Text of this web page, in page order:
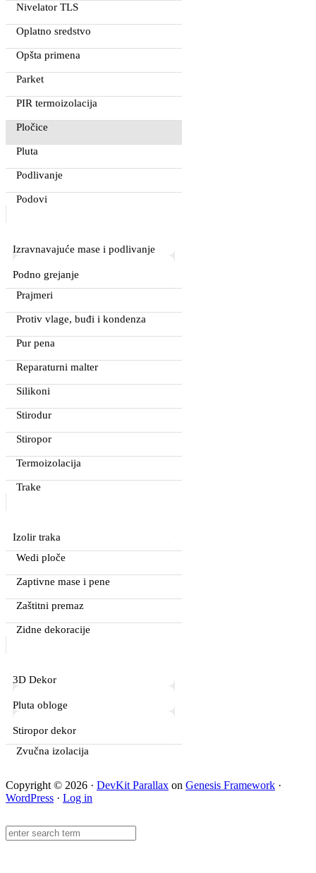
Nivelator TLS
Oplatno sredstvo
Opšta primena
Parket
PIR termoizolacija
Pločice
Pluta
Podlivanje
Podovi
Izravnavajuće mase i podlivanje
Podno grejanje
Prajmeri
Protiv vlage, buđi i kondenza
Pur pena
Reparaturni malter
Silikoni
Stirodur
Stiropor
Termoizolacija
Trake
Izolir traka
Wedi ploče
Zaptivne mase i pene
Zaštitni premaz
Zidne dekoracije
3D Dekor
Pluta obloge
Stiropor dekor
Zvučna izolacija
Copyright © 2026 · DevKit Parallax on Genesis Framework ·
WordPress · Log in